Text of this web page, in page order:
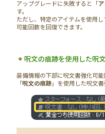
アップグレードに失敗すると「
す。
ただし、特定のアイテムを使用
可能回数を回復できます。
呪文の痕跡を使用した呪
装備情報の下部に呪文書強化可能
「呪文の痕跡」を使用した呪文書